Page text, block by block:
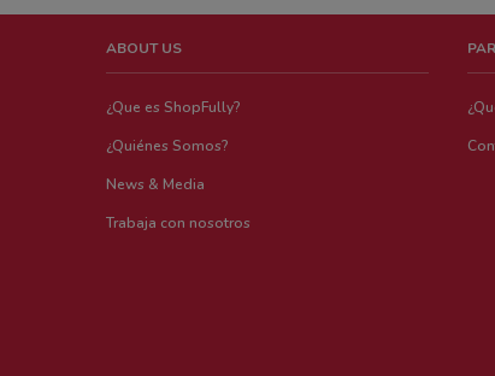
ABOUT US
¿Que es ShopFully?
¿Quiénes Somos?
News & Media
Trabaja con nosotros